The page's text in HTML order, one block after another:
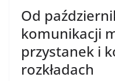
Od
komunikacji
przystanek i
rozkładach